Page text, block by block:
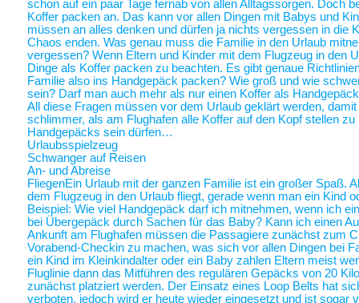
schon auf ein paar Tage fernab von allen Alltagssorgen. Doch
Koffer packen an. Das kann vor allen Dingen mit Babys und
müssen an alles denken und dürfen ja nichts vergessen in die
Chaos enden. Was genau muss die Familie in den Urlaub
vergessen? Wenn Eltern und Kinder mit dem Flugzeug in den
Dinge als Koffer packen zu beachten. Es gibt genaue
Familie also ins Handgepäck packen? Wie groß und wie
sein? Darf man auch mehr als nur einen Koffer als
All diese Fragen müssen vor dem Urlaub geklärt werden,
schlimmer, als am Flughafen alle Koffer auf den Kopf stellen
Handgepäcks sein dürfen…
Urlaubsspielzeug
Schwanger auf Reisen
An- und Abreise
FliegenEin Urlaub mit der ganzen Familie ist ein großer Spaß.
dem Flugzeug in den Urlaub fliegt, gerade wenn man ein Kind
Beispiel: Wie viel Handgepäck darf ich mitnehmen, wenn ich
bei Übergepäck durch Sachen für das Baby? Kann ich einen
Ankunft am Flughafen müssen die Passagiere zunächst zum
Vorabend-Checkin zu machen, was sich vor allen Dingen bei
ein Kind im Kleinkindalter oder ein Baby zahlen Eltern meist
Fluglinie dann das Mitführen des regulären Gepäcks von 20
zunächst platziert werden. Der Einsatz eines Loop Belts hat
verboten, jedoch wird er heute wieder eingesetzt und ist sogar